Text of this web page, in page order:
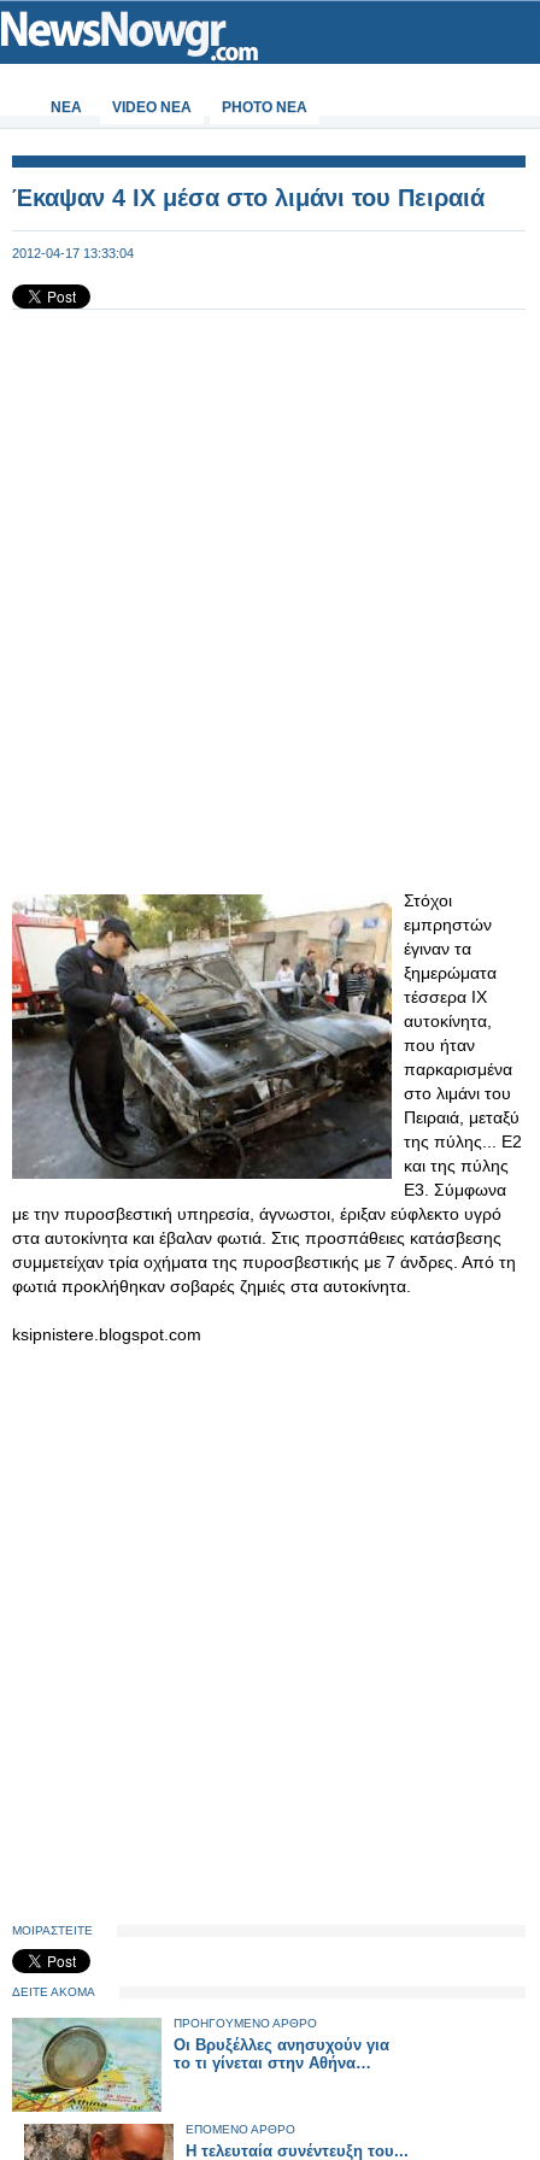
ΝΕΑ VIDEO NEA PHOTO NEA
Έκαψαν 4 ΙΧ μέσα στο λιμάνι του Πειραιά
2012-04-17 13:33:04
Στόχοι
εμπρηστών
έγιναν τα
ξημερώματα
τέσσερα ΙΧ
αυτοκίνητα,
που ήταν
παρκαρισμένα
στο λιμάνι του
Πειραιά, μεταξύ
της πύλης... Ε2
και της πύλης
Ε3. Σύμφωνα
με την πυροσβεστική υπηρεσία, άγνωστοι, έριξαν εύφλεκτο υγρό
στα αυτοκίνητα και έβαλαν φωτιά. Στις προσπάθειες κατάσβεσης
συμμετείχαν τρία οχήματα της πυροσβεστικής με 7 άνδρες. Από τη
φωτιά προκλήθηκαν σοβαρές ζημιές στα αυτοκίνητα.
ksipnistere.blogspot.com
ΜΟΙΡΑΣΤΕΙΤΕ
ΔΕΙΤΕ ΑΚΟΜΑ
ΠΡΟΗΓΟΥΜΕΝΟ ΑΡΘΡΟ
Οι Βρυξέλλες ανησυχούν για
το τι γίνεται στην Αθήνα…
ΕΠΟΜΕΝΟ ΑΡΘΡΟ
Η τελευταία συνέντευξη του...